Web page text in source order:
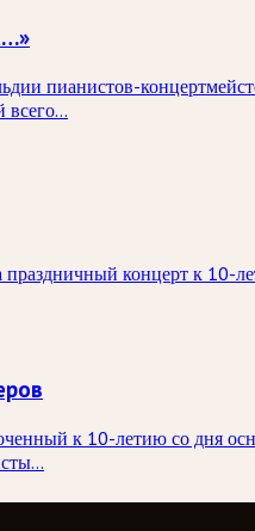
пианистов-
всего…
концерт к 10-
к 10-летию со дня